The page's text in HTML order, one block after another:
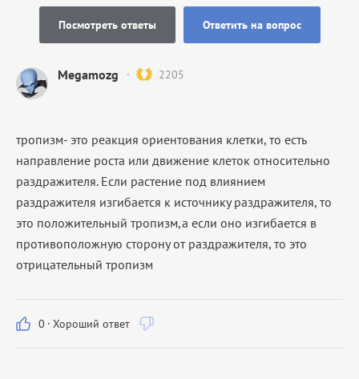
Посмотреть ответы Ответить на вопрос
Megamozg 2205
тропизм- это реакция ориентования клетки, то есть
направление роста или движение клеток относительно
раздражителя. Если растение под влиянием
раздражителя изгибается к источнику раздражителя, то
это положительный тропизм,а если оно изгибается в
противоположную сторону от раздражителя, то это
отрицательный тропизм
0 · Хороший ответ